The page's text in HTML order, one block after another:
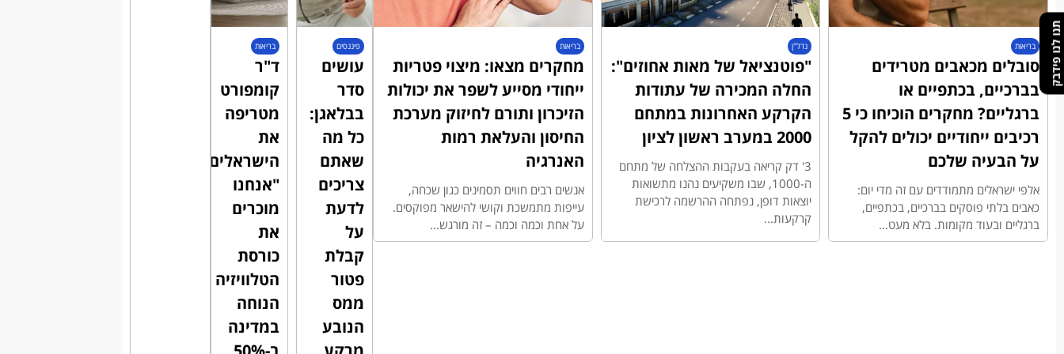
תנו לנו פידבק בריאות
סובלים מכאבים מטרידים
בברכיים, בכתפיים או
ברגליים? מחקרים הוכיחו כי 5
רכיבים ייחודיים יכולים להקל
על הבעיה שלכם
אלפי ישראלים מתמודדים עם זה מדי יום:
כאבים בלתי פוסקים בברכיים, בכתפיים,
ברגליים ובעוד מקומות. בלא מעט...
נדל"ן
"פוטנציאל של מאות אחוזים":
החלה המכירה של עתודות
הקרקע האחרונות במתחם
2000 במערב ראשון לציון
3' דק קריאה בעקבות ההצלחה של מתחם
ה-1000, שבו משקיעים נהנו מתשואות
יוצאות דופן, נפתחה ההרשמה לרכישת
קרקעות...
בריאות
מחקרים מצאו: מיצוי פטריות
ייחודי מסייע לשפר את יכולות
הזיכרון ותורם לחיזוק מערכת
החיסון והעלאת רמות
האנרגיה
אנשים רבים חווים תסמינים כגון שכחה,
עייפות מתמשכת וקושי להישאר מפוקסים.
על אחת וכמה וכמה – זה מורגש...
פיננסים
עושים
סדר
בבלאגן:
כל מה
שאתם
צריכים
לדעת
על
קבלת
פטור
ממס
הנובע
בריאות
ד"ר
קומפורט
מטריפה
את
הישראלים:
"אנחנו
מוכרים
את
כורסת
הטלוויזיה
הנוחה
במדינה